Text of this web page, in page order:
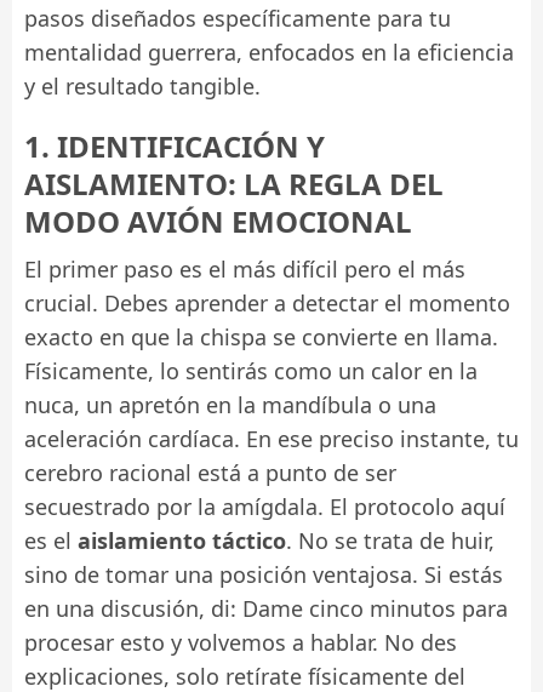
pasos diseñados específicamente para tu
mentalidad guerrera, enfocados en la eficiencia
y el resultado tangible.
1. IDENTIFICACIÓN Y
AISLAMIENTO: LA REGLA DEL
MODO AVIÓN EMOCIONAL
El primer paso es el más difícil pero el más
crucial. Debes aprender a detectar el momento
exacto en que la chispa se convierte en llama.
Físicamente, lo sentirás como un calor en la
nuca, un apretón en la mandíbula o una
aceleración cardíaca. En ese preciso instante, tu
cerebro racional está a punto de ser
secuestrado por la amígdala. El protocolo aquí
es el aislamiento táctico. No se trata de huir,
sino de tomar una posición ventajosa. Si estás
en una discusión, di: Dame cinco minutos para
procesar esto y volvemos a hablar. No des
explicaciones, solo retírate físicamente del